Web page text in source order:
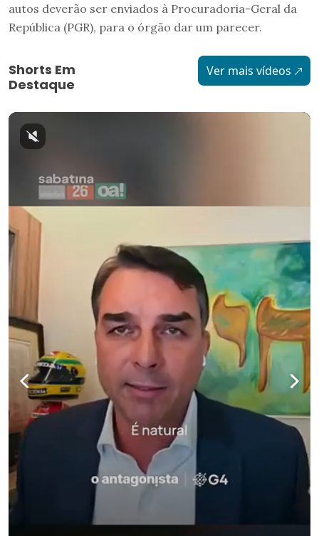
autos deverão ser enviados à Procuradoria-Geral da
República (PGR), para o órgão dar um parecer.
Shorts Em
Destaque
Ver mais vídeos